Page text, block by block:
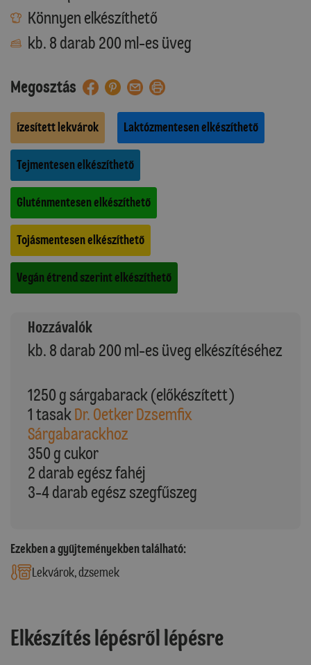
Könnyen elkészíthető
kb. 8 darab 200 ml-es üveg
Megosztás
Ízesített lekvárok Laktózmentesen elkészíthető
Tejmentesen elkészíthető
Gluténmentesen elkészíthető
Tojásmentesen elkészíthető
Vegán étrend szerint elkészíthető
Hozzávalók
kb. 8 darab 200 ml-es üveg elkészítéséhez
1250 g sárgabarack (előkészített)
1 tasak Dr. Oetker Dzsemfix
Sárgabarackhoz
350 g cukor
2 darab egész fahéj
3-4 darab egész szegfűszeg
Ezekben a gyűjteményekben található:
Lekvárok, dzsemek
Elkészítés lépésről lépésre